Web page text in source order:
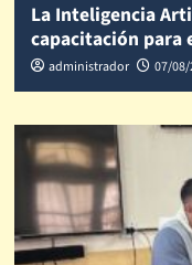
La Inteligencia
capacitación para
administrador 07/08/